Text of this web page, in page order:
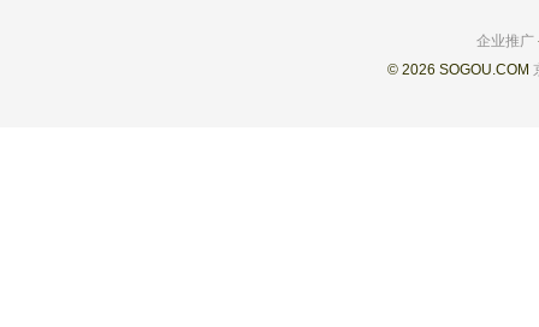
企业推广
© 2026 SOGOU.COM